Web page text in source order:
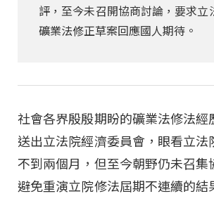
評，至今未召開協商討論，要求立
礦業法修正草案回應國人期待。
社會各界殷殷期盼的礦業法修法經
送出立法院經濟委員會，眼看立法
不到兩個月，但至今朝野仍未召集
避免重演立院修法屆期不連續的結